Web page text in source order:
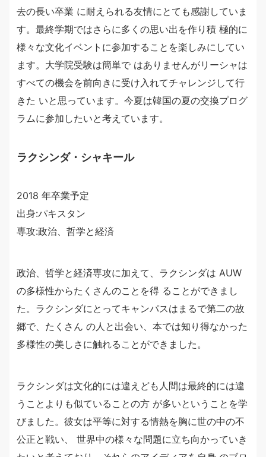
去の長い卒業 に耐えられる友情にとても感謝していま
す。最終学期ではさらに多くの思い出を作り積 極的に
様々な文化イベントに参加することを楽しみにしてい
ます。大学院受験は簡単で はありませんがリーシャは
すべての機会を前向きに受け入れてチャレンジして行
きた いと思っています。今夏は韓国の夏の交換プログ
ラムに参加したいと考えています。
ラクシンダ・シャキール
2018 年卒業予定
出身:パキスタン
専攻:政治、哲学と経済
政治、哲学と経済専攻に加えて、ラクシンダは AUW
の多様性からたくさんのことを得 ることができまし
た。ラクシンダにとってキャンパスはまるで第二の故
郷で、たくさん の人と出会い、本では知り得なかった
多様性の美しさに触れることができました。
ラクシンダは文化的には違えども人間は最終的には違
うことよりも似ていることの方 が多いということを学
びました。彼女は平等に対する情熱を胸に世の中の不
公正と戦い、 世界中の様々な問題に立ち向かっていき